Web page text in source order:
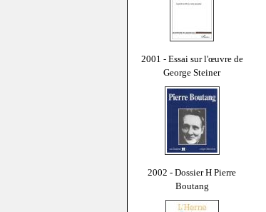
2001 - Essai sur l'œuvre de
George Steiner
2002 - Dossier H Pierre
Boutang